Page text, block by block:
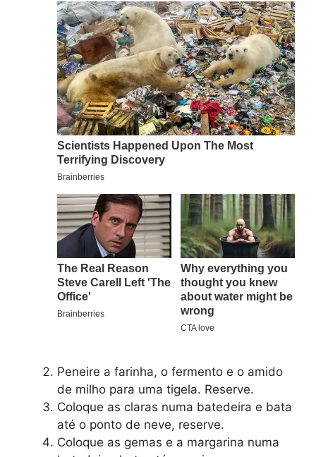
Peneire a farinha, o fermento e o amido
de milho para uma tigela. Reserve.
Coloque as claras numa batedeira e bata
até o ponto de neve, reserve.
Coloque as gemas e a margarina numa